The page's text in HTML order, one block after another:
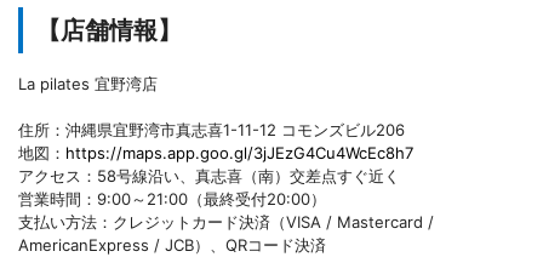
【店舗情報】
La pilates 宜野湾店
住所：沖縄県宜野湾市真志喜1-11-12 コモンズビル206
地図： https://maps.app.goo.gl/3jJEzG4Cu4WcEc8h7
アクセス：58号線沿い、真志喜（南）交差点すぐ近く
営業時間：9:00～21:00（最終受付20:00）
支払い方法：クレジットカード決済（VISA / Mastercard /
AmericanExpress / JCB）、QRコード決済